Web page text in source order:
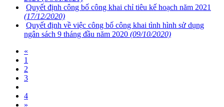
Quyết định công bố công khai chỉ tiêu kế hoạch năm 2021
(17/12/2020)
Quyết định về việc công bố công khai tình hình sử dụng
ngân sách 9 tháng đầu năm 2020 (09/10/2020)
«
1
2
3
4
»